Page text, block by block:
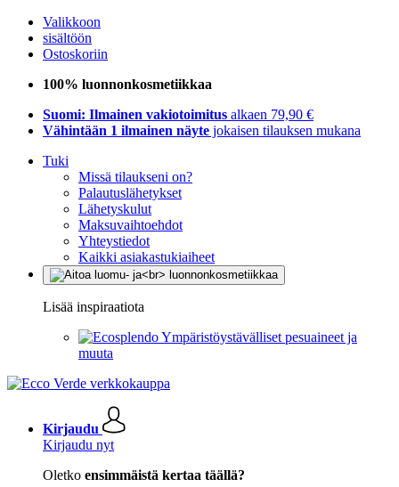
Valikkoon
sisältöön
Ostoskoriin
100% luonnonkosmetiikkaa
Suomi: Ilmainen vakiotoimitus alkaen 79,90 €
Vähintään 1 ilmainen näyte jokaisen tilauksen mukana
Tuki
Missä tilaukseni on?
Palautuslähetykset
Lähetyskulut
Maksuvaihtoehdot
Yhteystiedot
Kaikki asiakastukiaiheet
Lisää inspiraatiota
Ympäristöystävälliset pesuaineet ja
muuta
Kirjaudu
Kirjaudu nyt
Oletko ensimmäistä kertaa täällä?